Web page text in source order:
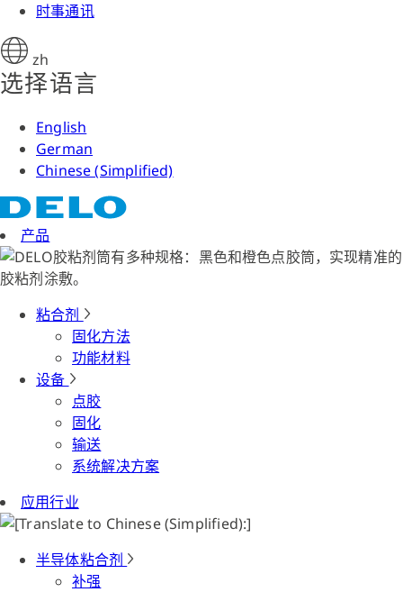
时事通讯
zh
选择语言
English
German
Chinese (Simplified)
产品
粘合剂
固化方法
功能材料
设备
点胶
固化
输送
系统解决方案
应用行业
半导体粘合剂
补强